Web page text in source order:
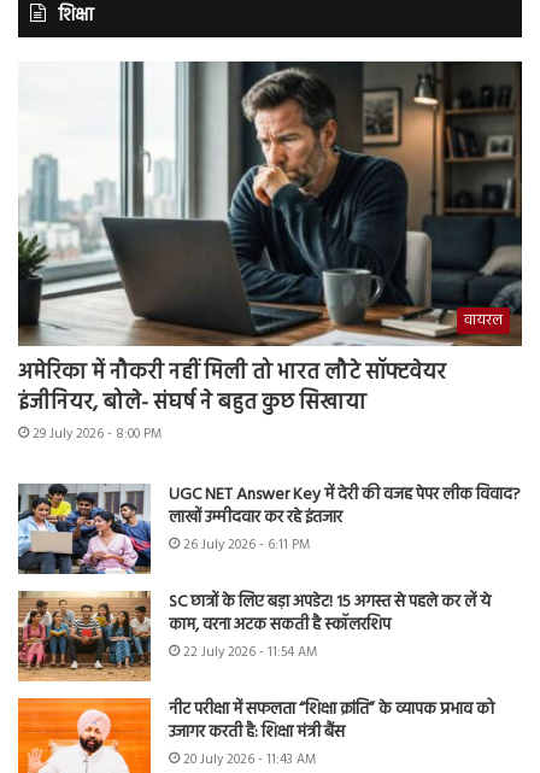
शिक्षा
वायरल
अमेरिका में नौकरी नहीं मिली तो भारत लौटे सॉफ्टवेयर
इंजीनियर, बोले- संघर्ष ने बहुत कुछ सिखाया
29 July 2026 - 8:00 PM
UGC NET Answer Key में देरी की वजह पेपर लीक विवाद?
लाखों उम्मीदवार कर रहे इंतजार
26 July 2026 - 6:11 PM
SC छात्रों के लिए बड़ा अपडेट! 15 अगस्त से पहले कर लें ये
काम, वरना अटक सकती है स्कॉलरशिप
22 July 2026 - 11:54 AM
नीट परीक्षा में सफलता “शिक्षा क्रांति” के व्यापक प्रभाव को
उजागर करती है: शिक्षा मंत्री बैंस
20 July 2026 - 11:43 AM